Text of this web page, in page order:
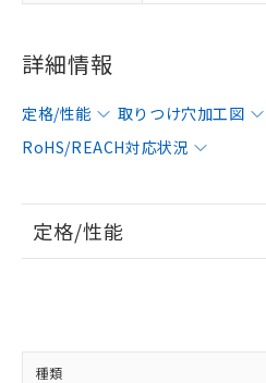
詳細情報
定格/性能 取りつけ穴加工図
RoHS/REACH対応状況
定格/性能
種類